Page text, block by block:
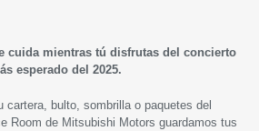
cuida mientras tú disfrutas del concierto
esperado del 2025.
cartera, bulto, sombrilla o paquetes del
Room de Mitsubishi Motors guardamos tus